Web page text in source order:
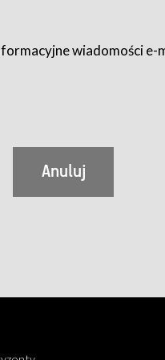
korzystania z
aplikacji Serwisu może być
wiadomości e-